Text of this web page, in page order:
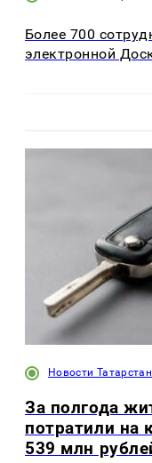
Более 700
электронной
Новости
За полгода
потратили на
539 млн